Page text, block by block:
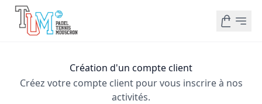
Création d'un compte client
Créez votre compte client pour vous inscrire à nos
activités.